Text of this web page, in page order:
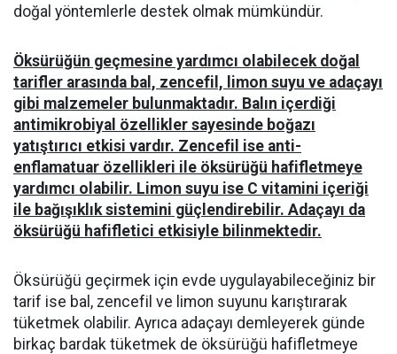
doğal yöntemlerle destek olmak mümkündür.
Öksürüğün geçmesine yardımcı olabilecek doğal
tarifler arasında bal, zencefil, limon suyu ve adaçayı
gibi malzemeler bulunmaktadır. Balın içerdiği
antimikrobiyal özellikler sayesinde boğazı
yatıştırıcı etkisi vardır. Zencefil ise anti-
enflamatuar özellikleri ile öksürüğü hafifletmeye
yardımcı olabilir. Limon suyu ise C vitamini içeriği
ile bağışıklık sistemini güçlendirebilir. Adaçayı da
öksürüğü hafifletici etkisiyle bilinmektedir.
Öksürüğü geçirmek için evde uygulayabileceğiniz bir
tarif ise bal, zencefil ve limon suyunu karıştırarak
tüketmek olabilir. Ayrıca adaçayı demleyerek günde
birkaç bardak tüketmek de öksürüğü hafifletmeye